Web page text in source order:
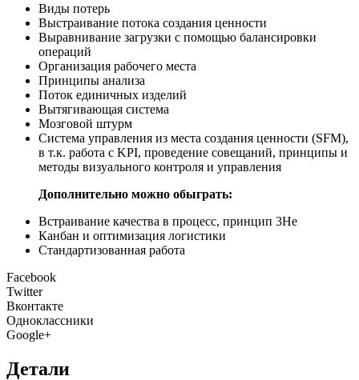
Виды потерь
Выстраивание потока создания ценности
Выравнивание загрузки с помощью балансировки
операций
Организация рабочего места
Принципы анализа
Поток единичных изделий
Вытягивающая система
Мозговой штурм
Система управления из места создания ценности (SFM),
в т.к. работа с KPI, проведение совещаний, принципы и
методы визуального контроля и управления
Дополнительно можно обыграть:
Встраивание качества в процесс, принцип 3Не
Канбан и оптимизация логистики
Стандартизованная работа
Facebook
Twitter
Вконтакте
Одноклассники
Google+
Детали